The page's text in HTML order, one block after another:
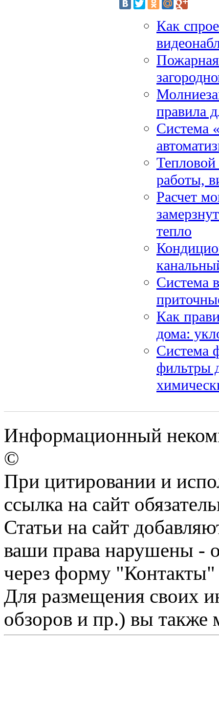
Как
правила
Система
работы,
Расчет
тепло
Система
Как
дома:
Система
фильтры
Информационный
©
При цитировании и
ссылка на сайт
Статьи на сайт
ваши права нарушены -
через форму "Контакты"
Для размещения своих
обзоров и пр.) вы также